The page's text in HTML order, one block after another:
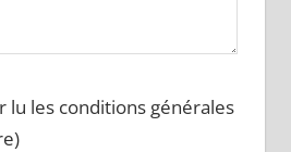
lu les conditions générales